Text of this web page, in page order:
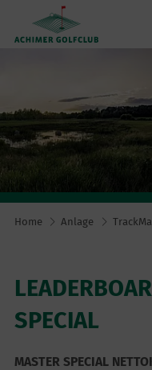
Home Anlage
SPECIAL
MASTER SPECIAL